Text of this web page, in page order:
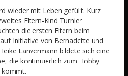
wieder mit Leben gefüllt. Kurz
Eltern-Kind Turnier
die ersten Eltern beim
Initiative von Bernadette und
Lanvermann bildete sich eine
die kontinuierlich zum Hobby
kommt.